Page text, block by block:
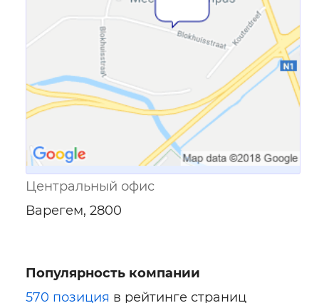
Центральный офис
Варегем, 2800
Популярность компании
570 позиция в рейтинге страниц